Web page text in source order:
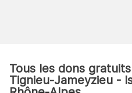
Tous les dons
Tignieu-Jameyzieu -